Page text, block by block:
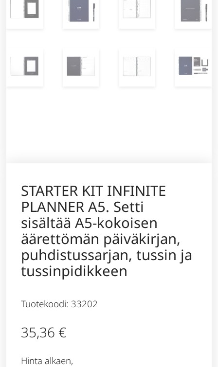
STARTER KIT INFINITE
PLANNER A5. Setti
sisältää A5-kokoisen
äärettömän päiväkirjan,
puhdistussarjan, tussin ja
tussinpidikkeen
Tuotekoodi: 33202
35,36 €
Hinta alkaen,